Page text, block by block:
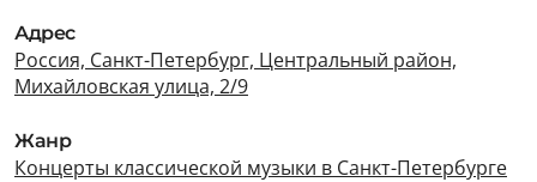
Адрес
Россия, Санкт-Петербург, Центральный район,
Михайловская улица, 2/9
Жанр
Концерты классической музыки в Санкт-Петербурге